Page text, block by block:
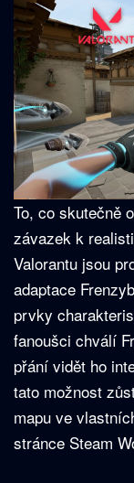
To, co skutečně
závazek k
Valorantu jsou
adaptace
prvky
fanoušci chválí
přání vidět ho
tato možnost
mapu ve
stránce Steam